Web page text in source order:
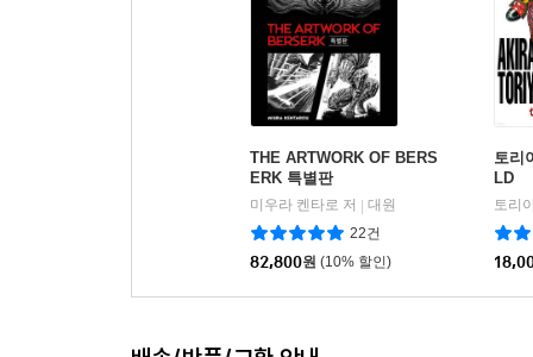
THE ARTWORK OF BERS
ERK 특별판
미우라 켄타로 저
대원
22건
82,800원 (10% 할인)
토리
LD
토리